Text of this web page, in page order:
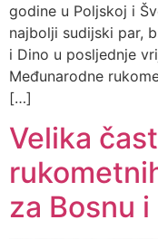
godine u Poljskoj i
najbolji sudijski par,
i Dino u posljednje
Međunarodne
[…]
Velika
za Bosnu